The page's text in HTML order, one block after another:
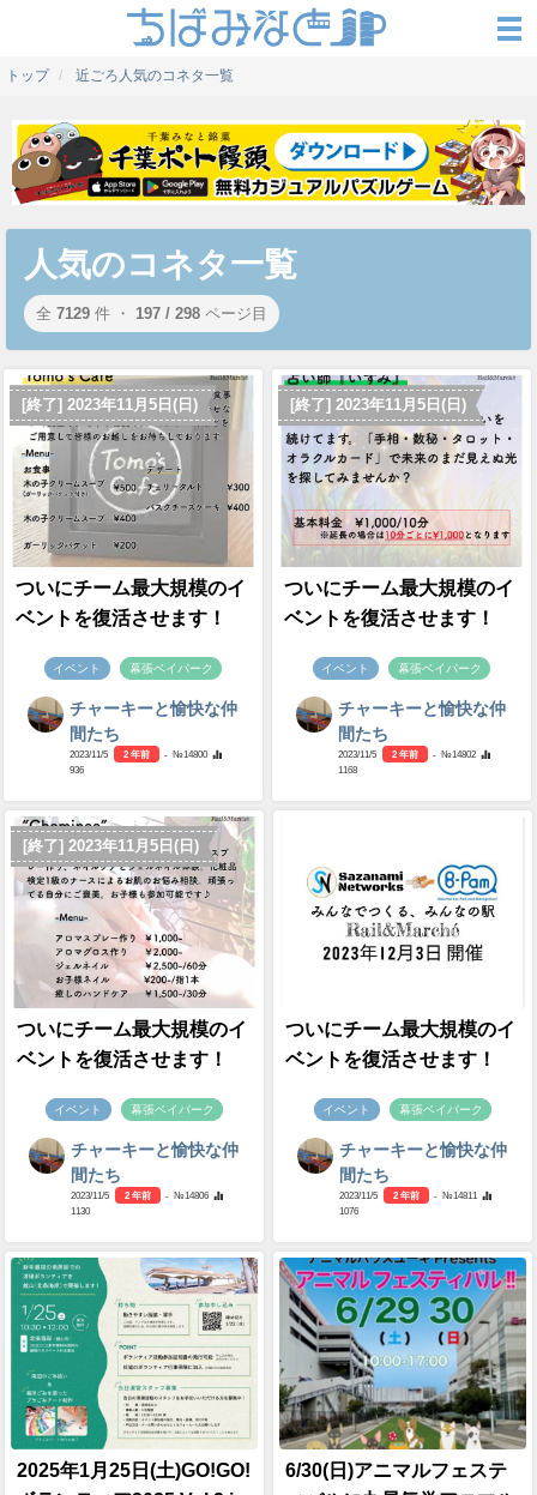
トップ 近ごろ人気のコネタ一覧
人気のコネタ一覧
全 7129 件 ・ 197 / 298 ページ目
[終了] 2023年11月5日(日)
ついにチーム最大規模のイ
ベントを復活させます！
イベント 幕張ベイパーク
チャーキーと愉快な仲
間たち
2023/11/5 2 年前
- №14800
936
[終了] 2023年11月5日(日)
ついにチーム最大規模のイ
ベントを復活させます！
イベント 幕張ベイパーク
チャーキーと愉快な仲
間たち
2023/11/5 2 年前
- №14802
1168
[終了] 2023年11月5日(日)
ついにチーム最大規模のイ
ベントを復活させます！
イベント 幕張ベイパーク
チャーキーと愉快な仲
間たち
2023/11/5 2 年前
- №14806
1130
ついにチーム最大規模のイ
ベントを復活させます！
イベント 幕張ベイパーク
チャーキーと愉快な仲
間たち
2023/11/5 2 年前
- №14811
1076
2025年1月25日(土)GO!GO!
6/30(日)アニマルフェステ